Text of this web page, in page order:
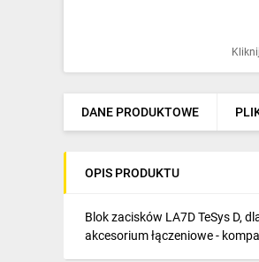
Ogrzewanie
Elektronarzędzia i mierniki
Napędy elektryczne
DANE PRODUKTOWE
OPIS PRODUKTU
Blok zacisków LA7D TeSys D,
akcesorium łączeniowe -